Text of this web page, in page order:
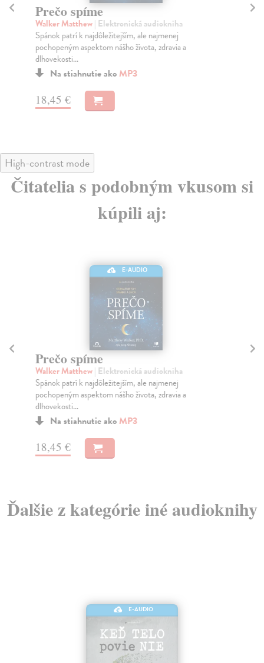
Prečo spíme
Walker Matthew| Elektronická audiokniha
Spánok patrí k najdôležitejším, ale najmenej
pochopeným aspektom nášho života, zdravia a
dlhovekosti...
Na stiahnutie akoMP3
18,45 €
High-contrast mode
Čitatelia s podobným vkusom si
kúpili aj:
E-AUDIO
Prečo spíme
Walker Matthew| Elektronická audiokniha
Spánok patrí k najdôležitejším, ale najmenej
pochopeným aspektom nášho života, zdravia a
dlhovekosti...
Na stiahnutie akoMP3
18,45 €
Ďalšie z kategórie iné audioknihy
E-AUDIO